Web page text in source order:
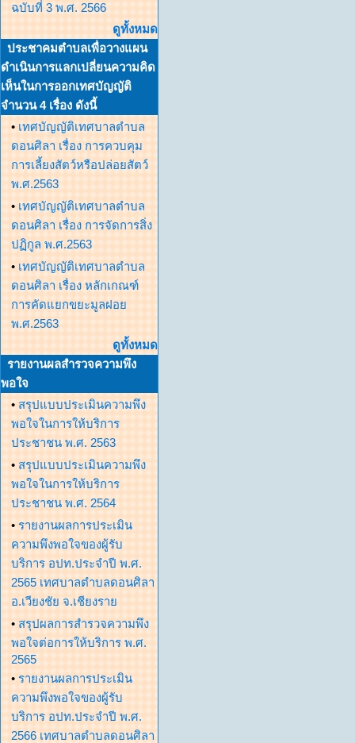
ฉบับที่ 3 พ.ศ. 2566
ดูทั้งหมด
ประชาคมตำบลเพื่อวางแผน
ดำเนินการแลกเปลี่ยนความคิด
เห็นในการออกเทศบัญญัติ
จำนวน 4 เรื่อง ดังนี้
• เทศบัญญัติเทศบาลตำบล
ดอนศิลา เรื่อง การควบคุม
การเลี้ยงสัตว์หรือปล่อยสัตว์
พ.ศ.2563
• เทศบัญญัติเทศบาลตำบล
ดอนศิลา เรื่อง การจัดการสิ่ง
ปฏิกูล พ.ศ.2563
• เทศบัญญัติเทศบาลตำบล
ดอนศิลา เรื่อง หลักเกณฑ์
การคัดแยกขยะมูลฝอย
พ.ศ.2563
ดูทั้งหมด
รายงานผลสำรวจความพึง
พอใจ
• สรุปแบบประเมินความพึง
พอใจในการให้บริการ
ประชาชน พ.ศ. 2563
• สรุปแบบประเมินความพึง
พอใจในการให้บริการ
ประชาชน พ.ศ. 2564
• รายงานผลการประเมิน
ความพึงพอใจของผู้รับ
บริการ อปท.ประจำปี พ.ศ.
2565 เทศบาลตำบลดอนศิลา
อ.เวียงชัย จ.เชียงราย
• สรุปผลการสำรวจความพึง
พอใจต่อการให้บริการ พ.ศ.
2565
• รายงานผลการประเมิน
ความพึงพอใจของผู้รับ
บริการ อปท.ประจำปี พ.ศ.
2566 เทศบาลตำบลดอนศิลา